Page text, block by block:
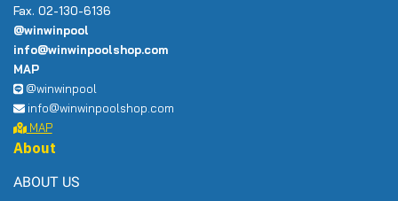
Fax. 02-130-6136
@winwinpool
info@winwinpoolshop.com
MAP
@winwinpool
info@winwinpoolshop.com
MAP
About
ABOUT US